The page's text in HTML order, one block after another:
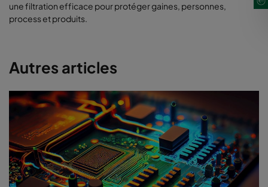
une filtration efficace pour protéger gaines, personnes,
process et produits.
Autres articles